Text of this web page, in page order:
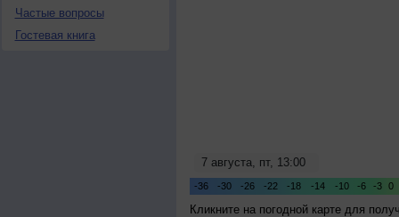
Частые вопросы
Гостевая книга
Кликните на погодной карте для